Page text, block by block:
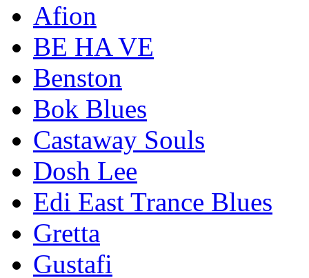
Afion
BE HA VE
Benston
Bok Blues
Castaway Souls
Dosh Lee
Edi East Trance Blues
Gretta
Gustafi